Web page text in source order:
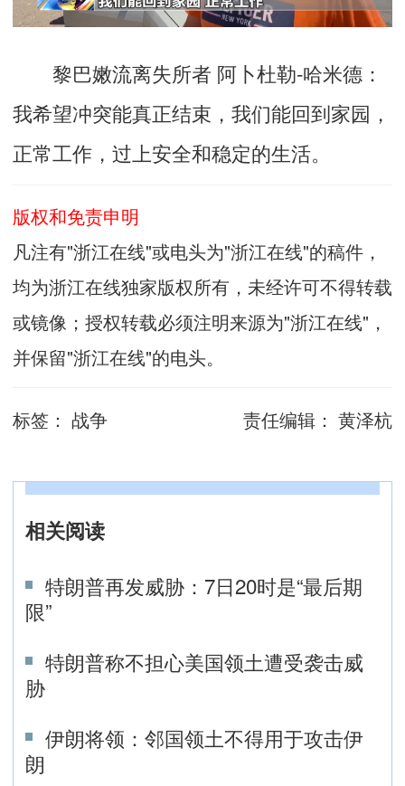
黎巴嫩流离失所者 阿卜杜勒-哈米德：
我希望冲突能真正结束，我们能回到家园，
正常工作，过上安全和稳定的生活。
版权和免责申明
凡注有"浙江在线"或电头为"浙江在线"的稿件，
均为浙江在线独家版权所有，未经许可不得转载
或镜像；授权转载必须注明来源为"浙江在线"，
并保留"浙江在线"的电头。
标签： 战争 责任编辑： 黄泽杭
相关阅读
特朗普再发威胁：7日20时是“最后期
限”
特朗普称不担心美国领土遭受袭击威
胁
伊朗将领：邻国领土不得用于攻击伊
朗